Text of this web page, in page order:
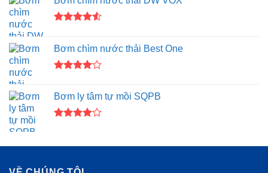
5 sao
Bơm chìm nước thải Best One
4.005
sao
Bơm ly tâm tự mồi SQPB
4.005